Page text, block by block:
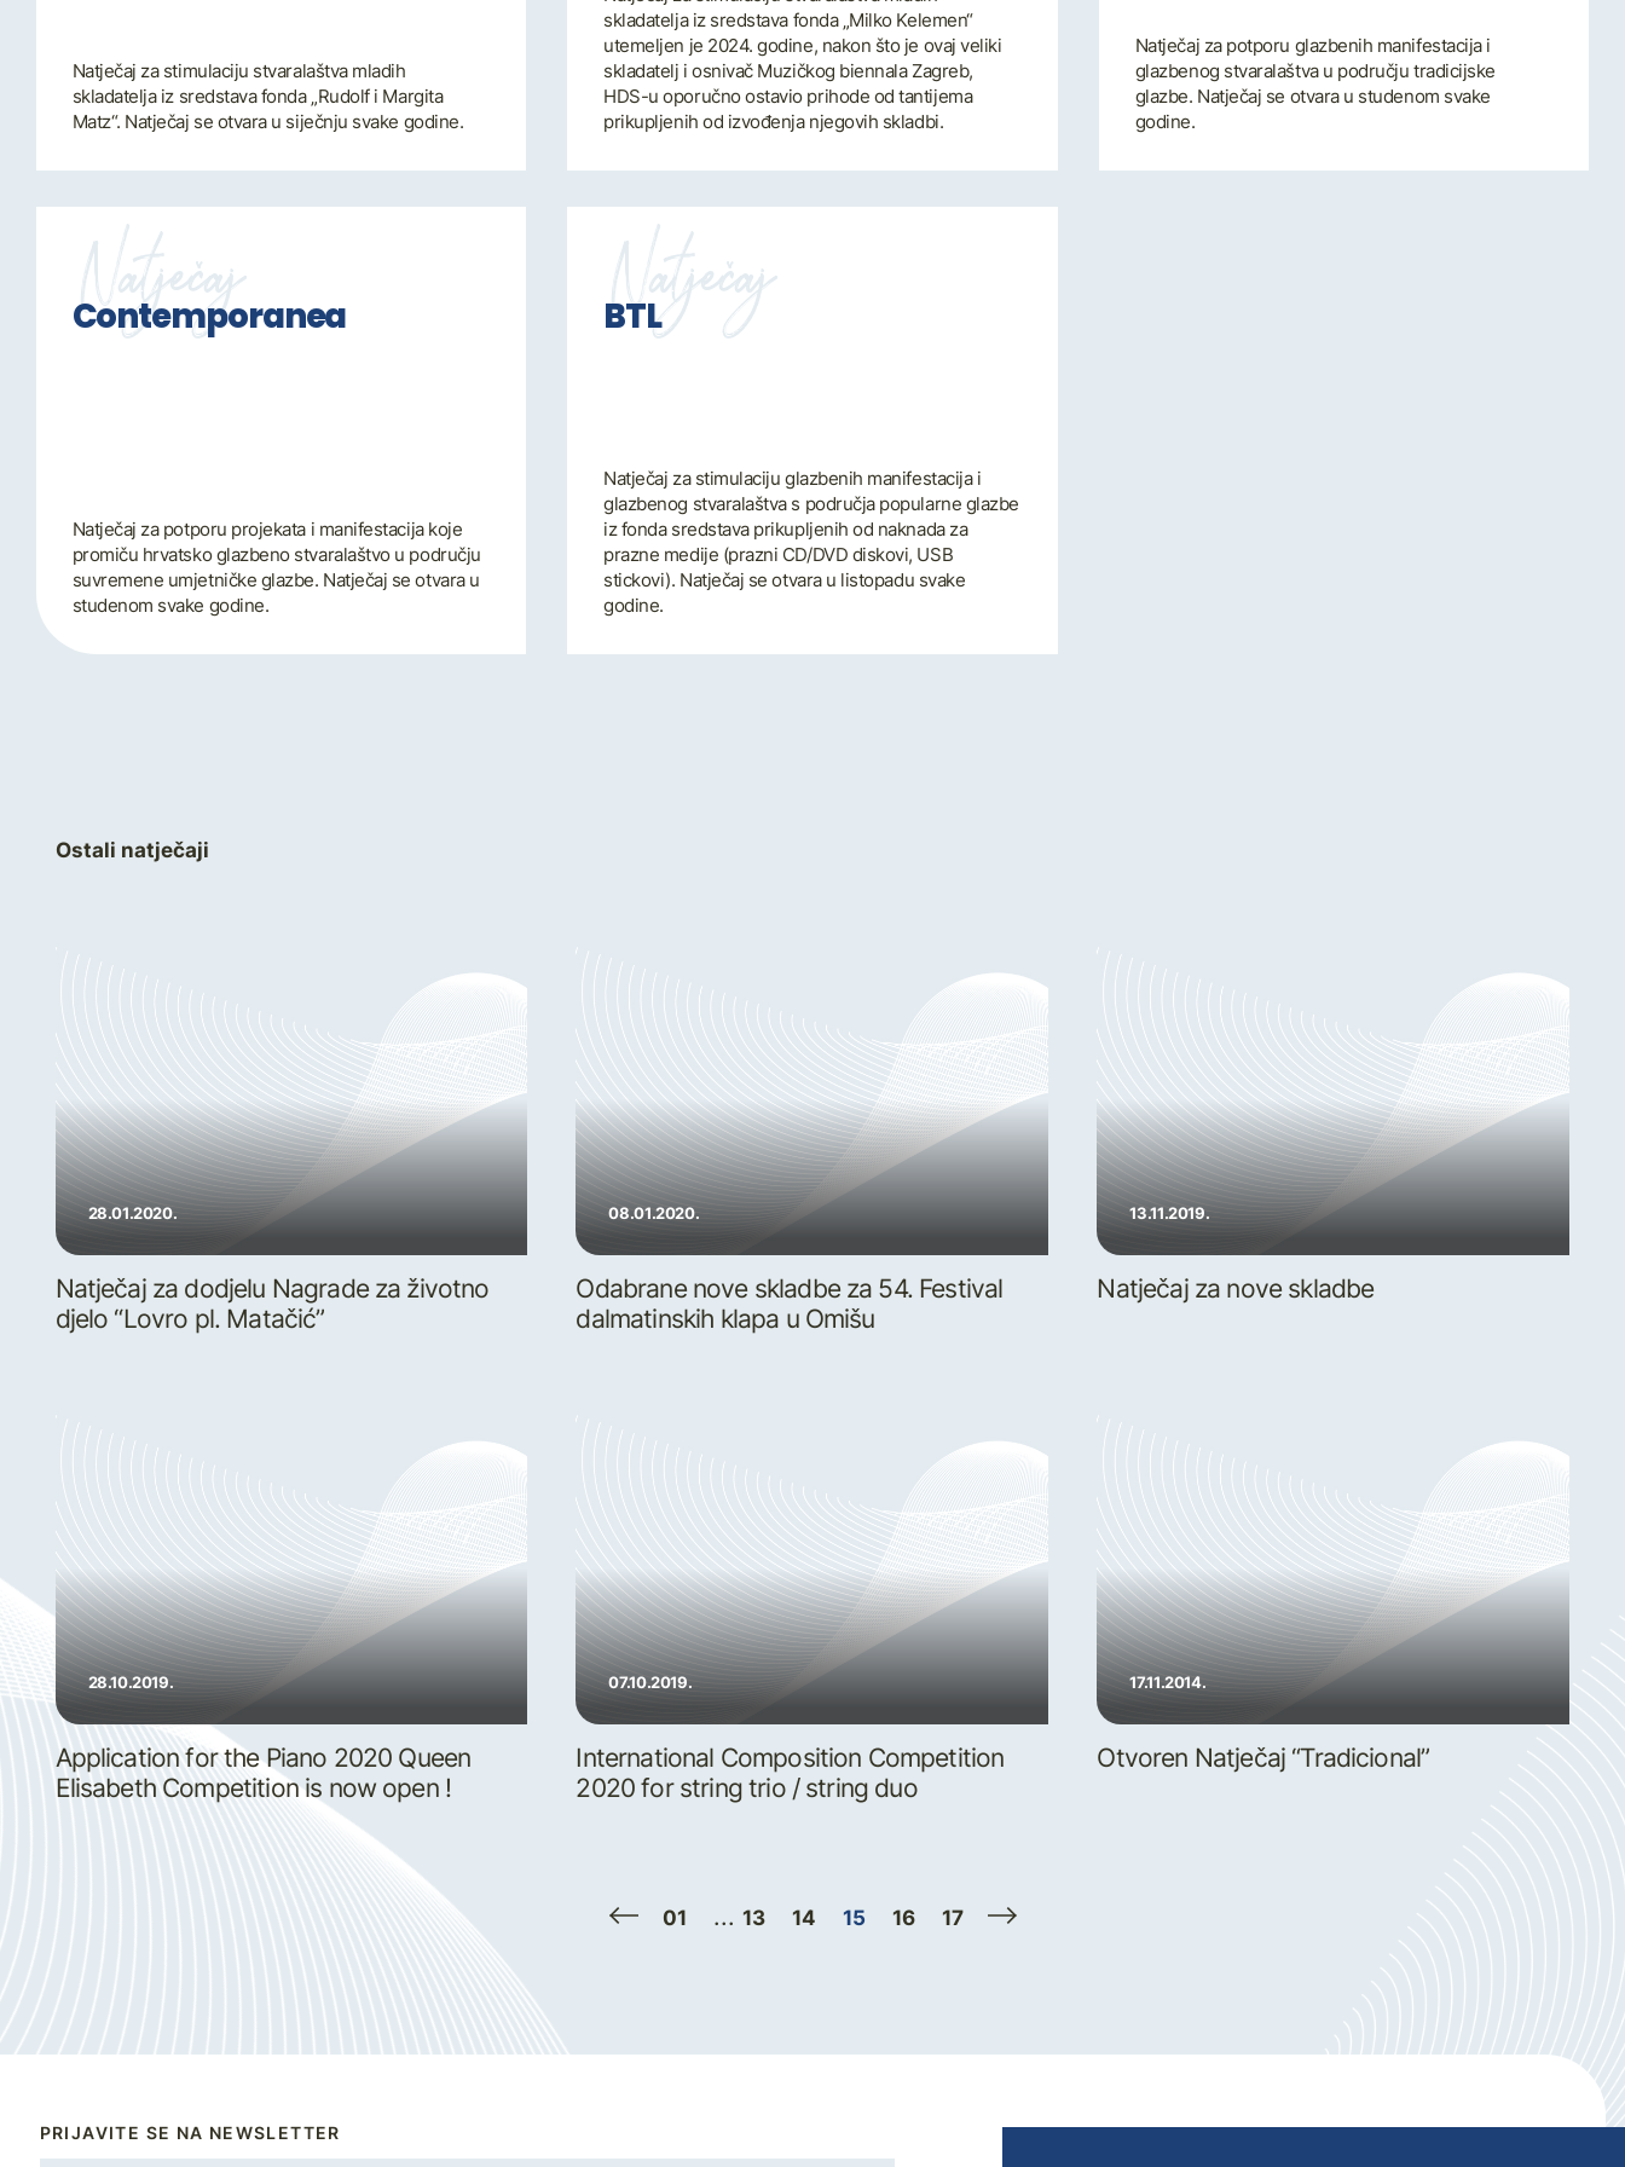
Natječaj za stimulaciju stvaralaštva mladih
skladatelja iz sredstava fonda „Rudolf i Margita
Matz“. Natječaj se otvara u siječnju svake godine.
skladatelja iz sredstava fonda „Milko Kelemen“
utemeljen je 2024. godine, nakon što je ovaj veliki
skladatelj i osnivač Muzičkog biennala Zagreb,
HDS-u oporučno ostavio prihode od tantijema
prikupljenih od izvođenja njegovih skladbi.
Natječaj za potporu glazbenih manifestacija i
glazbenog stvaralaštva u području tradicijske
glazbe. Natječaj se otvara u studenom svake
godine.
Natječaj
Contemporanea
Natječaj za potporu projekata i manifestacija koje
promiču hrvatsko glazbeno stvaralaštvo u području
suvremene umjetničke glazbe. Natječaj se otvara u
studenom svake godine.
Natječaj
BTL
Natječaj za stimulaciju glazbenih manifestacija i
glazbenog stvaralaštva s područja popularne glazbe
iz fonda sredstava prikupljenih od naknada za
prazne medije (prazni CD/DVD diskovi, USB
stickovi). Natječaj se otvara u listopadu svake
godine.
Ostali natječaji
28.01.2020.
Natječaj za dodjelu Nagrade za životno
djelo “Lovro pl. Matačić”
08.01.2020.
Odabrane nove skladbe za 54. Festival
dalmatinskih klapa u Omišu
13.11.2019.
Natječaj za nove skladbe
28.10.2019.
Application for the Piano 2020 Queen
Elisabeth Competition is now open !
07.10.2019.
International Composition Competition
2020 for string trio / string duo
17.11.2014.
Otvoren Natječaj “Tradicional”
01 ... 13 14 15 16 17
PRIJAVITE SE NA NEWSLETTER